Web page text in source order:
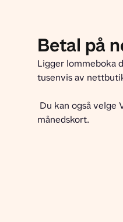
Betal på
Ligger lommeboka
tusenvis av
månedskort.